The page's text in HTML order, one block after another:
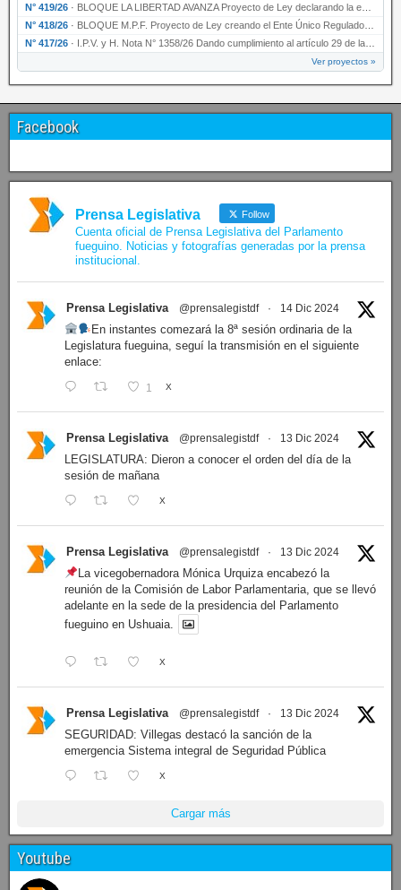
N° 419/26 · BLOQUE LA LIBERTAD AVANZA Proyecto de Ley declarando la esencialidad del servicio educativ…
N° 418/26 · BLOQUE M.P.F. Proyecto de Ley creando el Ente Único Regulador de servicios públicos de la …
N° 417/26 · I.P.V. y H. Nota N° 1358/26 Dando cumplimiento al artículo 29 de la Ley provincial N° 1399…
Ver proyectos »
Facebook
Prensa Legislativa Follow
Cuenta oficial de Prensa Legislativa del Parlamento
fueguino. Noticias y fotografías generadas por la prensa
institucional.
Prensa Legislativa @prensalegistdf · 14 Dic 2024
En instantes comezará la 8ª sesión ordinaria de la
Legislatura fueguina, seguí la transmisión en el siguiente
enlace:
1 X
Prensa Legislativa @prensalegistdf · 13 Dic 2024
LEGISLATURA: Dieron a conocer el orden del día de la
sesión de mañana
X
Prensa Legislativa @prensalegistdf · 13 Dic 2024
La vicegobernadora Mónica Urquiza encabezó la
reunión de la Comisión de Labor Parlamentaria, que se llevó
adelante en la sede de la presidencia del Parlamento
fueguino en Ushuaia.
X
Prensa Legislativa @prensalegistdf · 13 Dic 2024
SEGURIDAD: Villegas destacó la sanción de la
emergencia Sistema integral de Seguridad Pública
X
Cargar más
Youtube